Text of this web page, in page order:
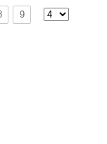
好...
9